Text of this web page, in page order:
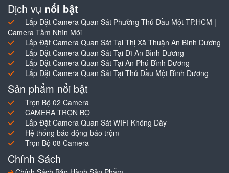
Dịch vụ nổi bật
Lắp Đặt Camera Quan Sát Phường Thủ Dầu Một TP.HCM |
Camera Tầm Nhìn Mới
Lắp Đặt Camera Quan Sát Tại Thị Xã Thuận An Bình Dương
Lắp Đặt Camera Quan Sát Tại Dĩ An Bình Dương
Lắp Đặt Camera Quan Sát Tại An Phú Bình Dương
Lắp Đặt Camera Quan Sát Tại Thủ Dầu Một Bình Dương
Sản phẩm nổi bật
Trọn Bộ 02 Camera
CAMERA TRỌN BỘ
Lắp Đặt Camera Quan Sát WIFI Không Dây
Hệ thống báo động-báo trộm
Trọn Bộ 08 Camera
Chính Sách